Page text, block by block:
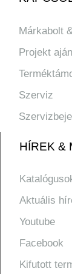
Márkabolt
Projekt
Szerviz
HÍREK &
Aktuális
Youtube
Facebook
Kifutott